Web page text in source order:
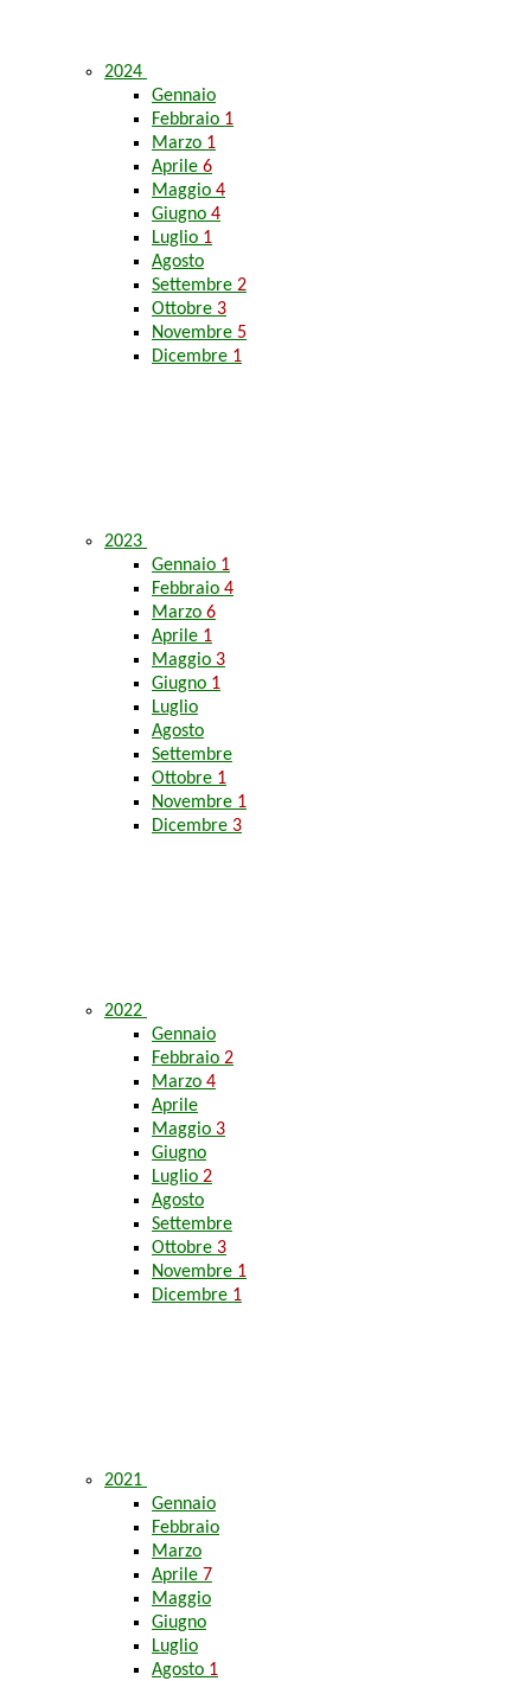
2024
Gennaio
Febbraio 1
Marzo 1
Aprile 6
Maggio 4
Giugno 4
Luglio 1
Agosto
Settembre 2
Ottobre 3
Novembre 5
Dicembre 1
2023
Gennaio 1
Febbraio 4
Marzo 6
Aprile 1
Maggio 3
Giugno 1
Luglio
Agosto
Settembre
Ottobre 1
Novembre 1
Dicembre 3
2022
Gennaio
Febbraio 2
Marzo 4
Aprile
Maggio 3
Giugno
Luglio 2
Agosto
Settembre
Ottobre 3
Novembre 1
Dicembre 1
2021
Gennaio
Febbraio
Marzo
Aprile 7
Maggio
Giugno
Luglio
Agosto 1